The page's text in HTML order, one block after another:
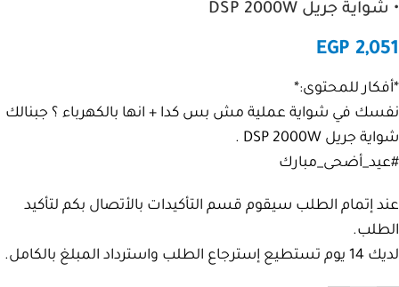
• شواية جريل DSP 2000W
EGP 2,051
*أفكار للمحتوى:*
نفسك في شواية عملية مش بس كدا + انها بالكهرباء ؟ جبنالك
شواية جريل DSP 2000W .
#عيد_أضحى_مبارك
عند إتمام الطلب سيقوم قسم التأكيدات بالأتصال بكم لتأكيد
الطلب.
لديك 14 يوم تستطيع إسترجاع الطلب واسترداد المبلغ بالكامل.